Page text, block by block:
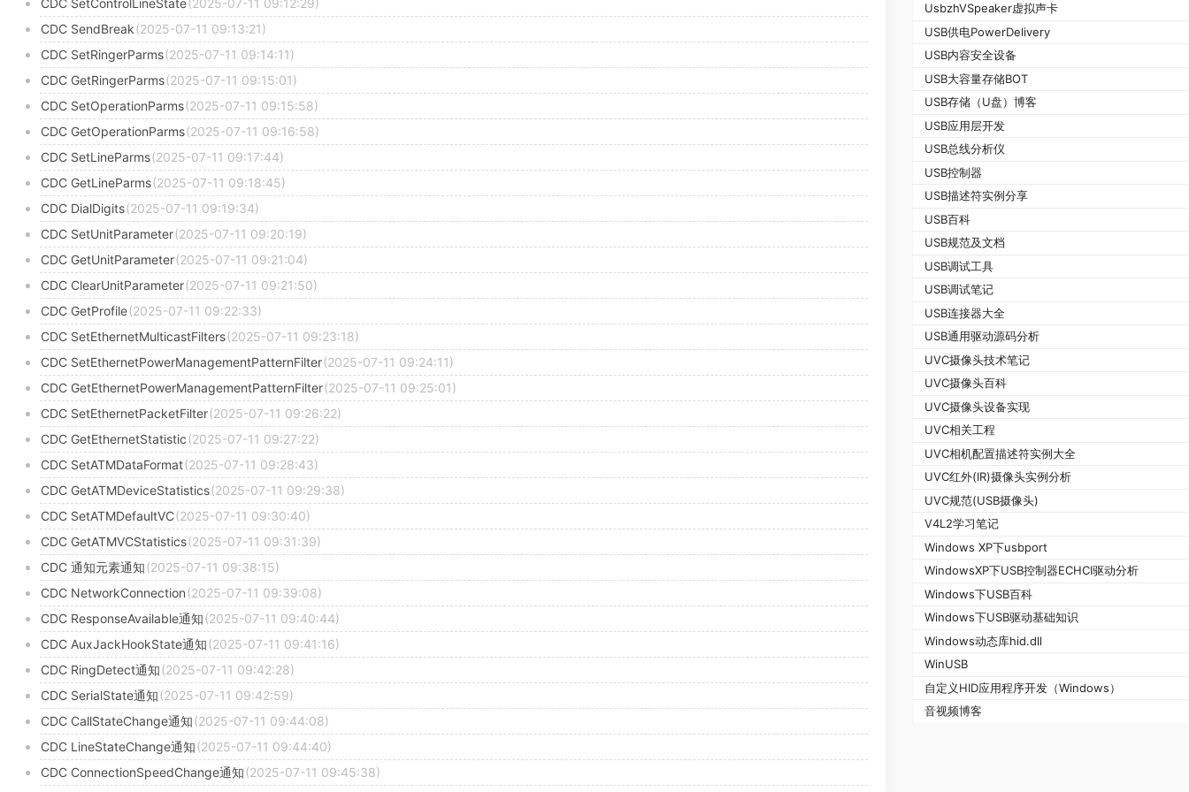
CDC SetControlLineState(2025-07-11 09:12:29)
CDC SendBreak(2025-07-11 09:13:21)
CDC SetRingerParms(2025-07-11 09:14:11)
CDC GetRingerParms(2025-07-11 09:15:01)
CDC SetOperationParms(2025-07-11 09:15:58)
CDC GetOperationParms(2025-07-11 09:16:58)
CDC SetLineParms(2025-07-11 09:17:44)
CDC GetLineParms(2025-07-11 09:18:45)
CDC DialDigits(2025-07-11 09:19:34)
CDC SetUnitParameter(2025-07-11 09:20:19)
CDC GetUnitParameter(2025-07-11 09:21:04)
CDC ClearUnitParameter(2025-07-11 09:21:50)
CDC GetProfile(2025-07-11 09:22:33)
CDC SetEthernetMulticastFilters(2025-07-11 09:23:18)
CDC SetEthernetPowerManagementPatternFilter(2025-07-11 09:24:11)
CDC GetEthernetPowerManagementPatternFilter(2025-07-11 09:25:01)
CDC SetEthernetPacketFilter(2025-07-11 09:26:22)
CDC GetEthernetStatistic(2025-07-11 09:27:22)
CDC SetATMDataFormat(2025-07-11 09:28:43)
CDC GetATMDeviceStatistics(2025-07-11 09:29:38)
CDC SetATMDefaultVC(2025-07-11 09:30:40)
CDC GetATMVCStatistics(2025-07-11 09:31:39)
CDC 通知元素通知(2025-07-11 09:38:15)
CDC NetworkConnection(2025-07-11 09:39:08)
CDC ResponseAvailable通知(2025-07-11 09:40:44)
CDC AuxJackHookState通知(2025-07-11 09:41:16)
CDC RingDetect通知(2025-07-11 09:42:28)
CDC SerialState通知(2025-07-11 09:42:59)
CDC CallStateChange通知(2025-07-11 09:44:08)
CDC LineStateChange通知(2025-07-11 09:44:40)
CDC ConnectionSpeedChange通知(2025-07-11 09:45:38)
UsbzhVSpeaker虚拟声卡
USB供电PowerDelivery
USB内容安全设备
USB大容量存储BOT
USB存储（U盘）博客
USB应用层开发
USB总线分析仪
USB控制器
USB描述符实例分享
USB百科
USB规范及文档
USB调试工具
USB调试笔记
USB连接器大全
USB通用驱动源码分析
UVC摄像头技术笔记
UVC摄像头百科
UVC摄像头设备实现
UVC相关工程
UVC相机配置描述符实例大全
UVC红外(IR)摄像头实例分析
UVC规范(USB摄像头)
V4L2学习笔记
Windows XP下usbport
WindowsXP下USB控制器ECHCI驱动分析
Windows下USB百科
Windows下USB驱动基础知识
Windows动态库hid.dll
WinUSB
自定义HID应用程序开发（Windows）
音视频博客